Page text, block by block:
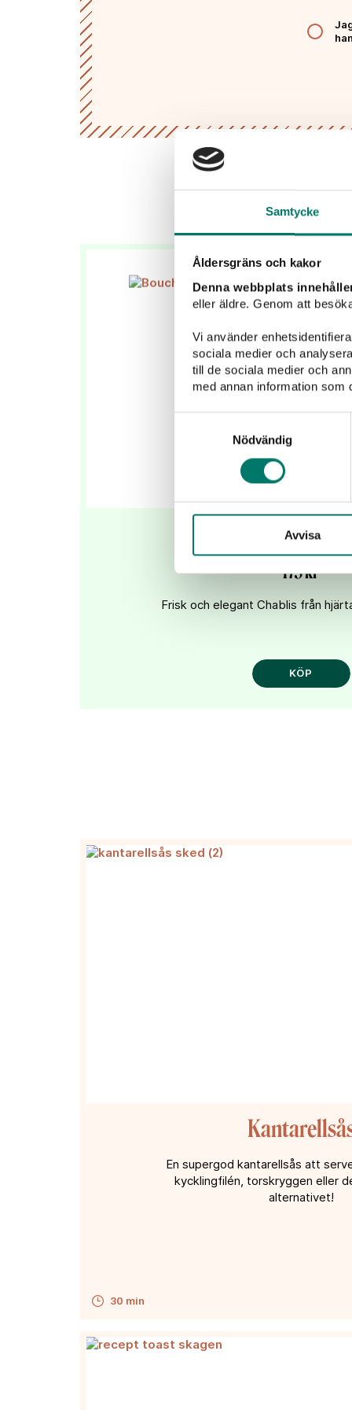
Samtycke
Åldersgräns och kakor
Denna webbplats
eller äldre. Genom att
Vi använder
sociala medier och
till de sociala medier och
med annan information som
Nödvändig
Avvisa
Bouchard Aîné &
175 kr
Frisk och elegant Chablis från
KÖP
30 min
En supergod kantarellsås att
kycklingfilén, torskryggen eller
alternativet!